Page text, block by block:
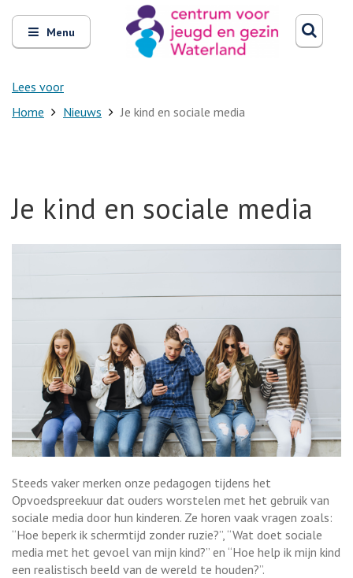
Open
en
sluit
Menu
Lees voor
Zoeken
Home Nieuws Je kind en sociale media
Je kind en sociale media
Steeds vaker merken onze pedagogen tijdens het
Opvoedspreekuur dat ouders worstelen met het gebruik van
sociale media door hun kinderen. Ze horen vaak vragen zoals:
“Hoe beperk ik schermtijd zonder ruzie?”, “Wat doet sociale
media met het gevoel van mijn kind?” en “Hoe help ik mijn kind
een realistisch beeld van de wereld te houden?”.